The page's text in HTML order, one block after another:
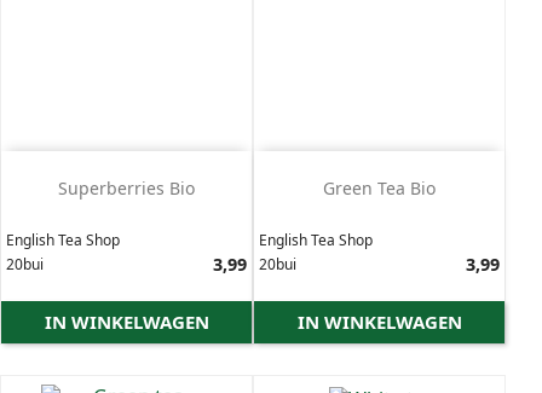
Superberries Bio
English Tea Shop
20bui
3,99
IN WINKELWAGEN
Green Tea Bio
English Tea Shop
20bui
3,99
IN WINKELWAGEN